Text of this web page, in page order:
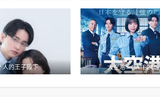
饰）原本深信自
场事故..
人的王子殿下 大空港～GATE24～